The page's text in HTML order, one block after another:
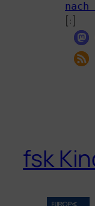
nach
[:]
fsk